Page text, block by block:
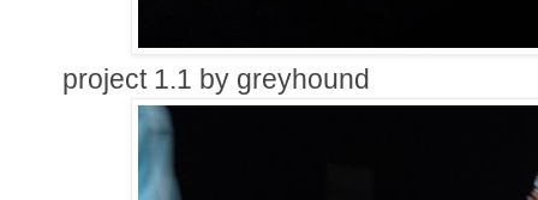
project 1.1 by greyhound